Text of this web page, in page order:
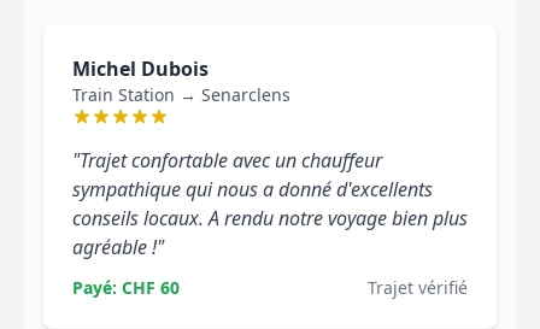
Michel Dubois
Train Station → Senarclens
"Trajet confortable avec un chauffeur
sympathique qui nous a donné d'excellents
conseils locaux. A rendu notre voyage bien plus
agréable !"
Payé: CHF 60 Trajet vérifié